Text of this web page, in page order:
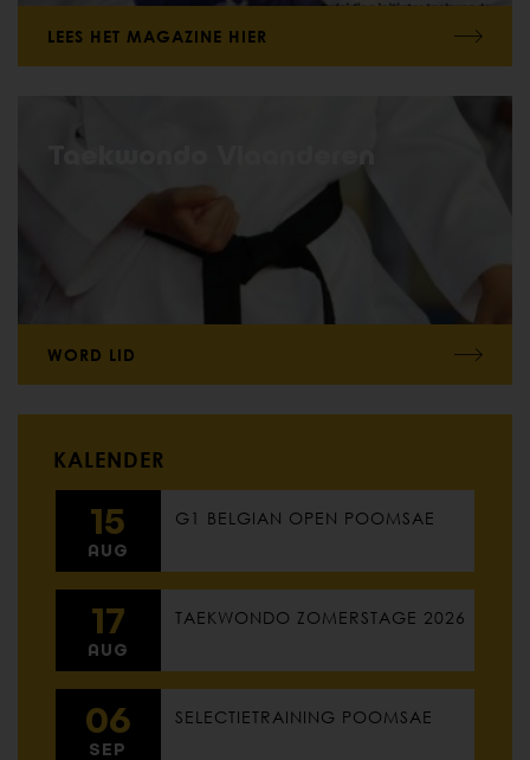
LEES HET MAGAZINE HIER
WORD LID
KALENDER
15
AUG
G1 BELGIAN OPEN POOMSAE
17
AUG
TAEKWONDO ZOMERSTAGE 2026
06
SEP
SELECTIETRAINING POOMSAE